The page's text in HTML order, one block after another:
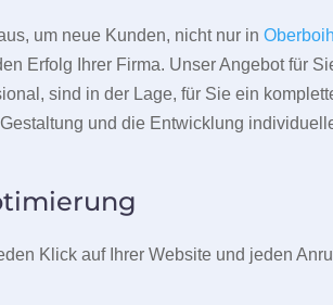
um neue Kunden, nicht nur in
Erfolg Ihrer Firma. Unser Angebot für
sind in der Lage, für Sie ein
und die Entwicklung
Klick auf Ihrer Website und jeden